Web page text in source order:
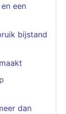
een
bijstand
dan